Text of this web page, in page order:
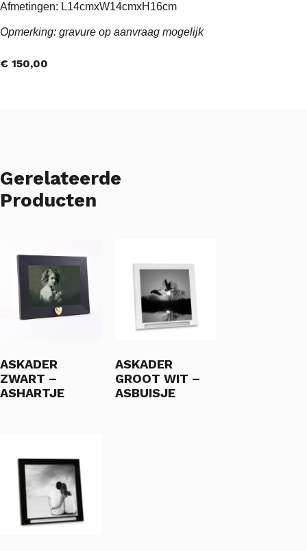
Afmetingen: L14cmxW14cmxH16cm
Opmerking: gravure op aanvraag mogelijk
€ 150,00
Gerelateerde
Producten
ASKADER
ZWART –
ASHARTJE
ASKADER
GROOT WIT –
ASBUISJE